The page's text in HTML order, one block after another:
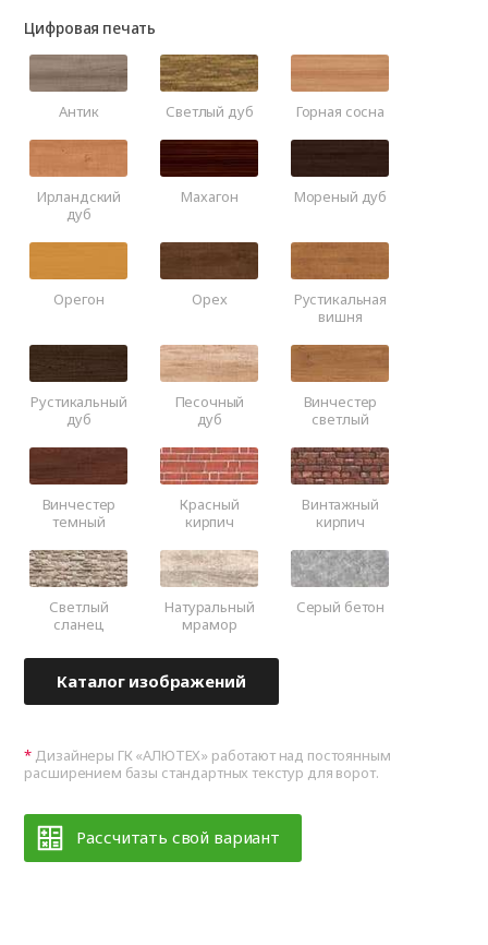
Цифровая печать
Антик Светлый дуб Горная сосна
Ирландский
дуб
Махагон Мореный дуб
Орегон Орех
Рустикальная
вишня
Рустикальный
дуб
Песочный
дуб
Винчестер
светлый
Винчестер
темный
Красный
кирпич
Винтажный
кирпич
Светлый
сланец
Натуральный
мрамор
Серый бетон
Каталог изображений
Дизайнеры ГК «АЛЮТЕХ» работают над постоянным
расширением базы стандартных текстур для ворот.
Рассчитать свой вариант